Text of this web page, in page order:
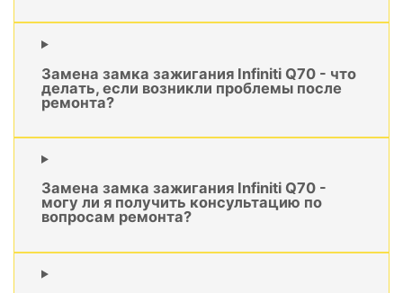
Замена замка зажигания Infiniti Q70 - что
делать, если возникли проблемы после
ремонта?
Замена замка зажигания Infiniti Q70 -
могу ли я получить консультацию по
вопросам ремонта?